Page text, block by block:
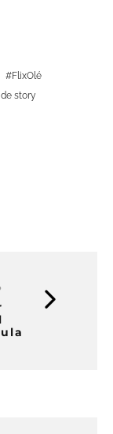
FlixOlé
story